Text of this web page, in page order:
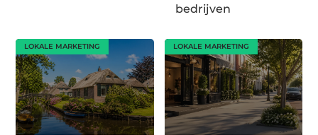
bedrijven
LOKALE MARKETING LOKALE MARKETING